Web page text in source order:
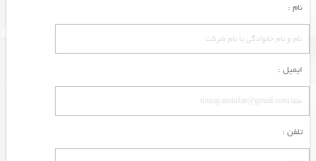
نام :
ایمیل :
تلفن :